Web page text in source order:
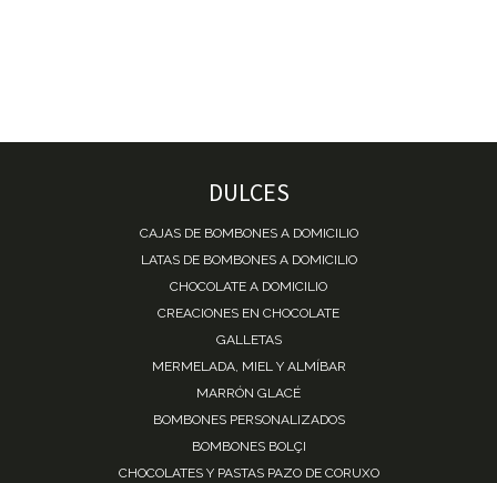
DULCES
CAJAS DE BOMBONES A DOMICILIO
LATAS DE BOMBONES A DOMICILIO
CHOCOLATE A DOMICILIO
CREACIONES EN CHOCOLATE
GALLETAS
MERMELADA, MIEL Y ALMÍBAR
MARRÓN GLACÉ
BOMBONES PERSONALIZADOS
BOMBONES BOLÇI
CHOCOLATES Y PASTAS PAZO DE CORUXO